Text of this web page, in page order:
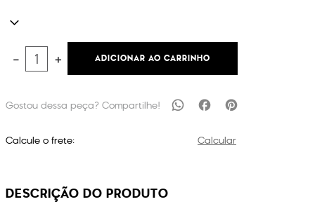
＋
－ ADICIONAR AO CARRINHO
Calcule o frete: Calcular
DESCRIÇÃO DO PRODUTO